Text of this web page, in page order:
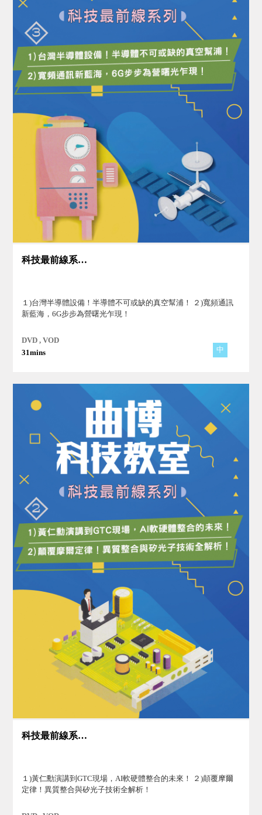
科技最前線系列(3)
１)台灣半導體設備！半導體不可或缺的真空幫浦！ ２)寬頻通訊
新藍海，6G步步為營曙光乍現！
DVD , VOD
31mins
中
科技最前線系列(2)
１)黃仁勳演講到GTC現場，AI軟硬體整合的未來！ ２)顛覆摩爾
定律！異質整合與矽光子技術全解析！